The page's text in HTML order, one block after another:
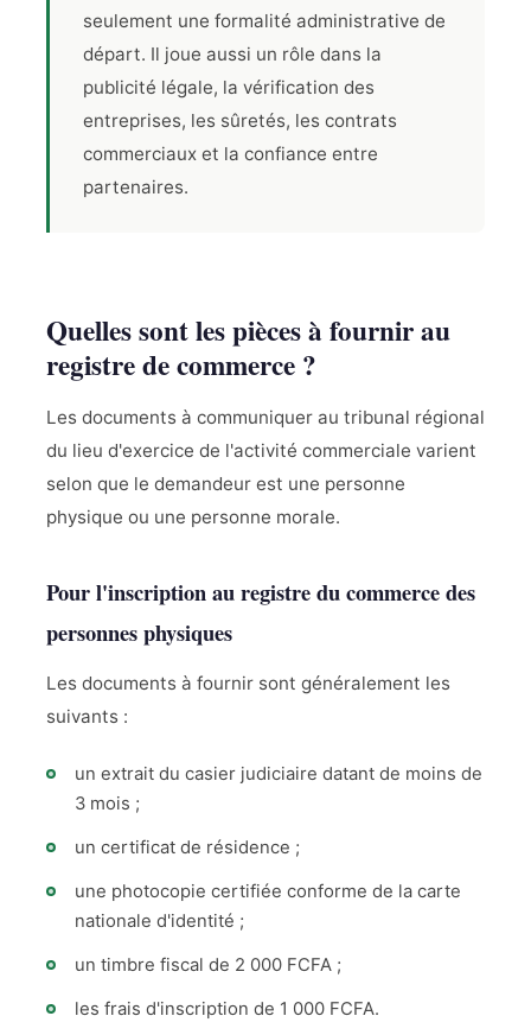
seulement une formalité administrative de
départ. Il joue aussi un rôle dans la
publicité légale, la vérification des
entreprises, les sûretés, les contrats
commerciaux et la confiance entre
partenaires.
Quelles sont les pièces à fournir au
registre de commerce ?
Les documents à communiquer au tribunal régional
du lieu d'exercice de l'activité commerciale varient
selon que le demandeur est une personne
physique ou une personne morale.
Pour l'inscription au registre du commerce des
personnes physiques
Les documents à fournir sont généralement les
suivants :
un extrait du casier judiciaire datant de moins de
3 mois ;
un certificat de résidence ;
une photocopie certifiée conforme de la carte
nationale d'identité ;
un timbre fiscal de 2 000 FCFA ;
les frais d'inscription de 1 000 FCFA.